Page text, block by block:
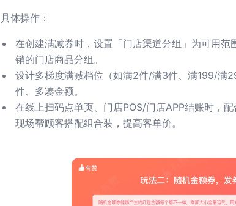
具体操作：
在创建满减券时，设置「门店渠道分组」为可用范
销的门店商品分组。
设计多梯度满减档位（如满2件/满3件、满199/满
件、多凑金额。
在线上扫码点单页、门店POS/门店APP结账时，
现场帮顾客搭配组合装，提高客单价。